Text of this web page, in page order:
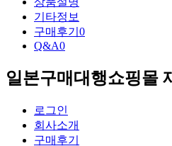
기타정보
구매후기 0
Q&A0
일본구매대행쇼핑몰
로그인
회사소개
구매후기